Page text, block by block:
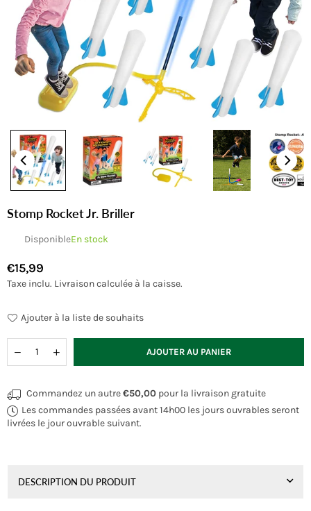
Stomp Rocket Jr. Briller
DisponibleEn stock
Prix
régulier
€15,99
Taxe inclu. Livraisoncalculée à la caisse.
Ajouter à la liste de souhaits
AJOUTER AU PANIER
Commandez un autre€50,00 pour la livraison gratuite
Les commandes passées avant 14h00 les jours ouvrables seront
livrées le jour ouvrable suivant.
DESCRIPTION DU PRODUIT